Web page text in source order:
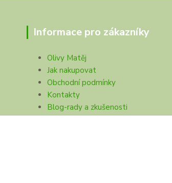
Informace pro zákazníky
Olivy Matěj
Jak nakupovat
Obchodní podmínky
Kontakty
Blog-rady a zkušenosti